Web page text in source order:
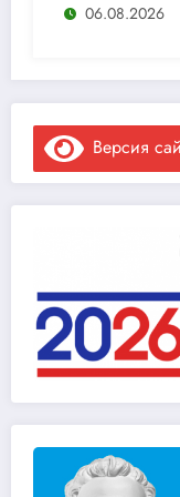
06.08.2026
Версия